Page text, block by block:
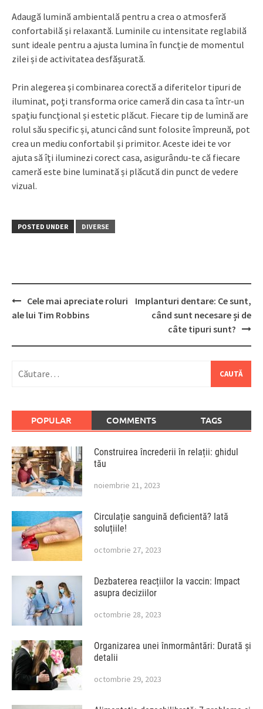
Adaugă lumină ambientală pentru a crea o atmosferă
confortabilă și relaxantă. Luminile cu intensitate reglabilă
sunt ideale pentru a ajusta lumina în funcție de momentul
zilei și de activitatea desfășurată.
Prin alegerea și combinarea corectă a diferitelor tipuri de
iluminat, poți transforma orice cameră din casa ta într-un
spațiu funcțional și estetic plăcut. Fiecare tip de lumină are
rolul său specific și, atunci când sunt folosite împreună, pot
crea un mediu confortabil și primitor. Aceste idei te vor
ajuta să îți iluminezi corect casa, asigurându-te că fiecare
cameră este bine luminată și plăcută din punct de vedere
vizual.
POSTED UNDER DIVERSE
Post
navigation
Cele mai apreciate roluri
ale lui Tim Robbins
Implanturi dentare: Ce sunt,
când sunt necesare și de
câte tipuri sunt?
după:
POPULAR COMMENTS TAGS
Construirea încrederii în relații: ghidul
tău
noiembrie 21, 2023
Circulație sanguină deficientă? Iată
soluțiile!
octombrie 27, 2023
Dezbaterea reacțiilor la vaccin: Impact
asupra deciziilor
octombrie 28, 2023
Organizarea unei înmormântări: Durată și
detalii
octombrie 29, 2023